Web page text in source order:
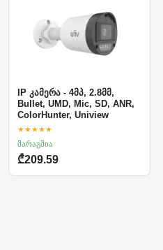
IP კამერა - 4მპ, 2.8მმ,
Bullet, UMD, Mic, SD, ANR,
ColorHunter, Uniview
★★★★★
მარაგშია
₾209.59